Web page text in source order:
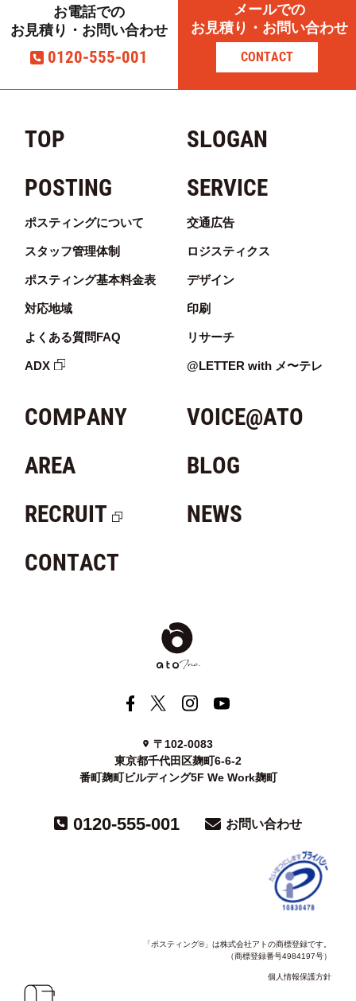
お電話での
お見積り・お問い合わせ
0120-555-001
メールでの
お見積り・お問い合わせ
CONTACT
TOP
SLOGAN
POSTING
ポスティングについて
スタッフ管理体制
ポスティング基本料金表
対応地域
よくある質問FAQ
ADX
SERVICE
交通広告
ロジスティクス
デザイン
印刷
リサーチ
@LETTER with メ〜テレ
COMPANY
AREA
RECRUIT
VOICE@ATO
BLOG
NEWS
CONTACT
〒102-0083
東京都千代田区麹町6-6-2
番町麹町ビルディング5F We Work麹町
0120-555-001 お問い合わせ
「ポスティング®」は株式会社アトの商標登録です。
（商標登録番号4984197号）
個人情報保護方針